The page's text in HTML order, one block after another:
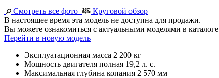
Смотреть все фото
Круговой обзор
В настоящее время эта модель не доступна для продажи.
Вы можете ознакомиться с актуальными моделями в каталоге
Перейти в новую модель
Эксплуатационная масса 2 200 кг
Мощность двигателя полная 19,2 л. с.
Максимальная глубина копания 2 570 мм